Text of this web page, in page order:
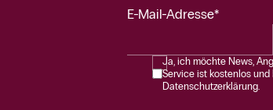
E-Mail-Adresse*
Ja, ich möchte News,
Service ist kostenlos
Datenschutzerklärung.